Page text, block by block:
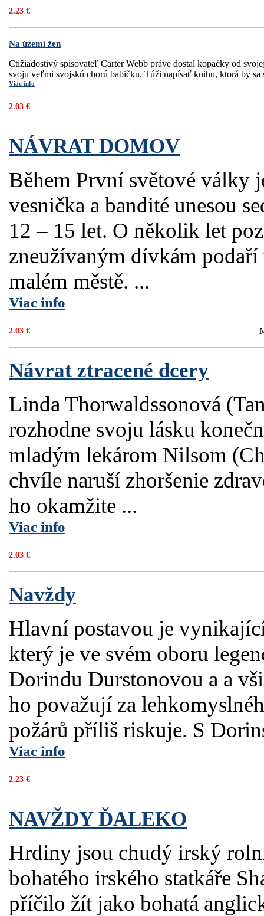
2.23 €
Na území žen
Ctižiadostivý spisovateľ Carter Webb práve dostal kopačky od
svoju veľmi svojskú chorú babičku. Túži napísať knihu, ktorá by sa
Viac info
2.03 €
NÁVRAT DOMOV
Během První světové války
vesnička a bandité unesou
12 – 15 let. O několik let
zneužívaným dívkám
malém městě. ...
Viac info
2.03 €
Návrat ztracené dcery
Linda Thorwaldssonová
rozhodne svoju lásku
mladým lekárom Nilsom
chvíle naruší zhoršenie
ho okamžite ...
Viac info
2.03 €
Navždy
Hlavní postavou je
který je ve svém oboru
Dorindu Durstonovou a a
ho považují za
požárů příliš riskuje. S
Viac info
2.23 €
NAVŽDY ĎALEKO
Hrdiny jsou chudý irský
bohatého irského statkáře
příčilo žít jako bohatá